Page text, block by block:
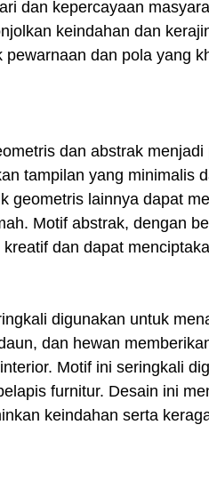
dan kepercayaan
keindahan dan
dan pola yang
dan abstrak
tampilan yang minimalis
geometris lainnya dapat
Motif abstrak, dengan
dan dapat
digunakan untuk
dan hewan
Motif ini seringkali
furnitur. Desain ini
keindahan serta